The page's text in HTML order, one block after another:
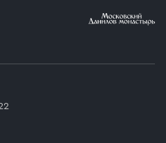
подъезда автомобиля,
к месту запланированной
места назначения